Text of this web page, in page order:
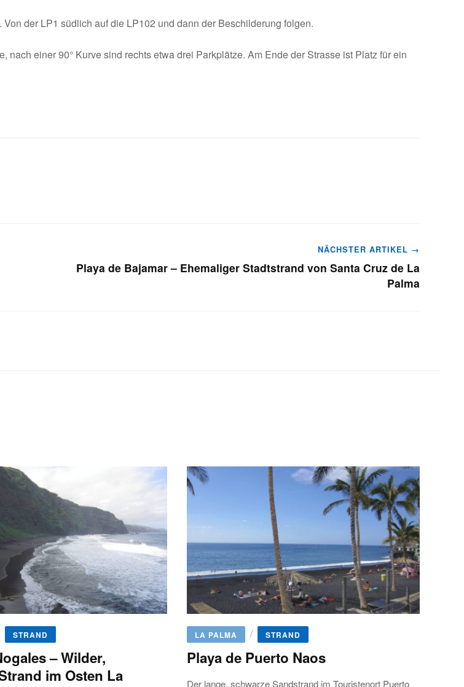
der LP1 südlich auf die LP102 und dann der Beschilderung folgen.
einer 90° Kurve sind rechts etwa drei Parkplätze. Am Ende der Strasse ist Platz für ein
NÄCHSTER ARTIKEL →
Playa de Bajamar – Ehemaliger Stadtstrand von Santa Cruz de La
Palma
STRAND
– Wilder,
im Osten La
LA PALMA / STRAND
Playa de Puerto Naos
Der lange, schwarze Sandstrand im Touristenort Puerto